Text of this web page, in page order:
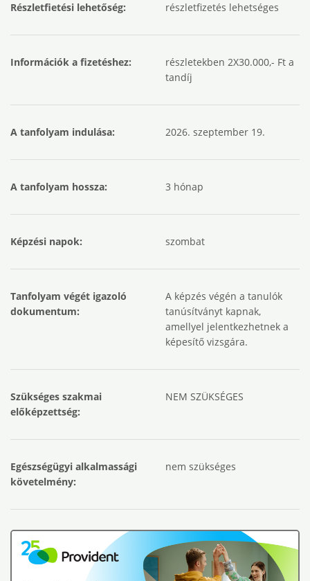
Részletfietési lehetőség: részletfizetés lehetséges
Információk a fizetéshez:
részletekben 2X30.000,- Ft a
tandíj
A tanfolyam indulása: 2026. szeptember 19.
A tanfolyam hossza: 3 hónap
Képzési napok: szombat
Tanfolyam végét igazoló
dokumentum:
A képzés végén a tanulók
tanúsítványt kapnak,
amellyel jelentkezhetnek a
képesítő vizsgára.
Szükséges szakmai
előképzettség:
NEM SZÜKSÉGES
Egészségügyi alkalmassági
követelmény:
nem szükséges